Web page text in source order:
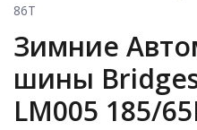
86T
Зимние
шины
LM005 185/